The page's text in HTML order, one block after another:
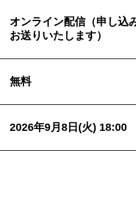
オンライン配信（申し込
お送りいたします）
無料
2026年9月8日(火) 18:00